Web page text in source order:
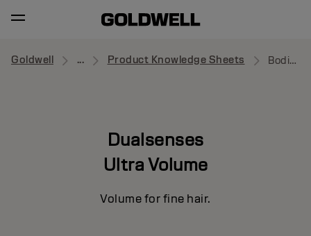
Goldwell ... Product Knowledge Sheets Bodifying Spray
Dualsenses
Ultra Volume
Volume for fine hair.